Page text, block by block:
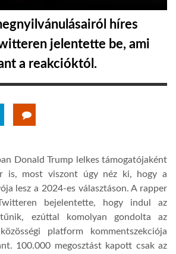
híres
jelentette be, ami
a reakcióktól.
Donald Trump lelkes támogatójaként
is, most viszont úgy néz ki, hogy a
lesz a 2024-es választáson. A rapper
bejelentette, hogy indul az
ezúttal komolyan gondolta az
platform kommentszekciója
100.000 megosztást kapott csak az